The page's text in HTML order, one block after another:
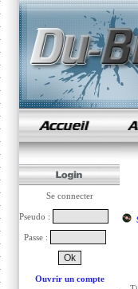
Se connecter
Pseudo :
Passe :
Ouvrir un compte